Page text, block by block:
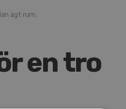
ägt rum.
en tro